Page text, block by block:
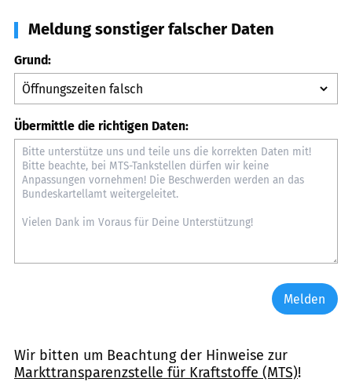
Meldung sonstiger falscher Daten
Grund:
Übermittle die richtigen Daten:
Melden
Wir bitten um Beachtung der Hinweise zur
Markttransparenzstelle für Kraftstoffe (MTS)!